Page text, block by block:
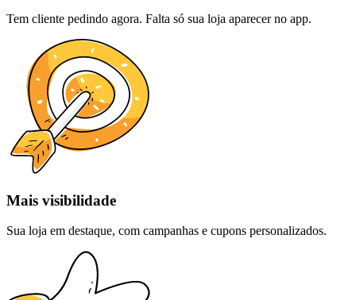
Tem cliente pedindo agora. Falta só sua loja aparecer no app.
Mais visibilidade
Sua loja em destaque, com campanhas e cupons personalizados.